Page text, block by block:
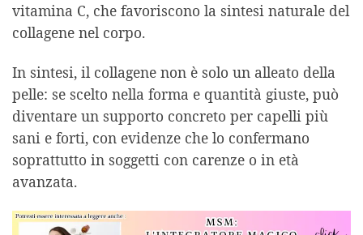
vitamina C, che favoriscono la sintesi naturale del
collagene nel corpo.
In sintesi, il collagene non è solo un alleato della
pelle: se scelto nella forma e quantità giuste, può
diventare un supporto concreto per capelli più
sani e forti, con evidenze che lo confermano
soprattutto in soggetti con carenze o in età
avanzata.